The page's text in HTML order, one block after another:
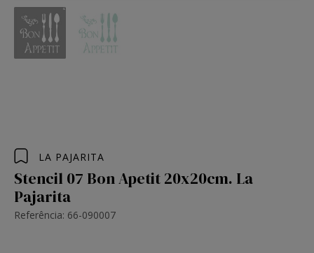
LA PAJARITA
Stencil 07 Bon Apetit 20x20cm. La
Pajarita
Referência: 66-090007